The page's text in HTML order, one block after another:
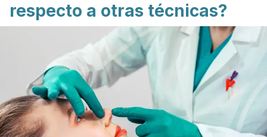
respecto a otras técnicas?